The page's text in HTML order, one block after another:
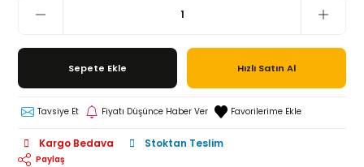
Sepete Ekle Hızlı Satın Al
Tavsiye Et Fiyatı Düşünce Haber Ver
Kargo Bedava Stoktan Teslim
Paylaş